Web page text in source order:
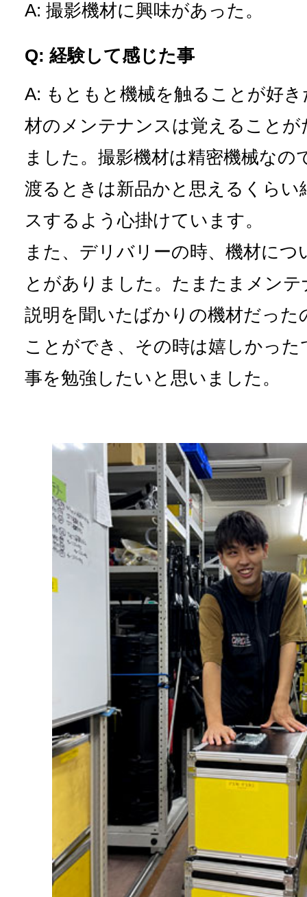
A: 撮影機材に興味があった。
Q: 経験して感じた事
A: もともと機械を触ることが好
材のメンテナンスは覚えること
ました。撮影機材は精密機械なの
渡るときは新品かと思えるくら
スするよう心掛けています。
また、デリバリーの時、機材につ
とがありました。たまたまメン
説明を聞いたばかりの機材だった
ことができ、その時は嬉しかっ
事を勉強したいと思いました。